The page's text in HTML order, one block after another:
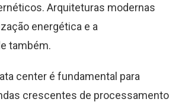
Arquiteturas modernas
energética e a
também.
center é fundamental para
crescentes de processamento